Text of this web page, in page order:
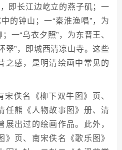
即长江边屹立的燕子矶；一
的钟山；一“秦淮渔唱”，为
一“乌衣夕照”，为东晋王、
翠”，即城西清凉山寺。这些
之感，是明清绘画中常见的
佚名《柳下双牛图》页、
任熊《人物故事图》册、清
出过的绘画作品。此外，
页、南宋佚名《歌乐图》